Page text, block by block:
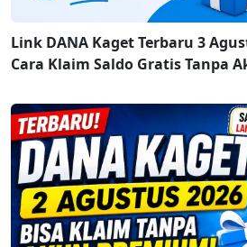
Link DANA Kaget Terbaru 3
Cara Klaim Saldo Gratis Tanpa